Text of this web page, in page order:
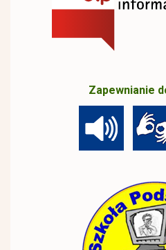
Zapewnianie